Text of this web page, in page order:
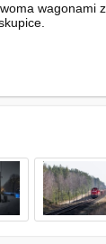
wagonami